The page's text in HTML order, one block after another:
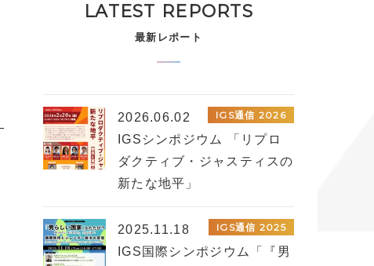
LATEST REPORTS
最新レポート
2026.06.02 IGS通信 2026
IGSシンポジウム 「リプロ
ダクティブ・ジャスティスの
新たな地平」
2025.11.18 IGS通信 2025
IGS国際シンポジウム「『男